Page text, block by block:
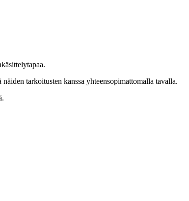
tarkoitusten kanssa yhteensopimattomalla tavalla.